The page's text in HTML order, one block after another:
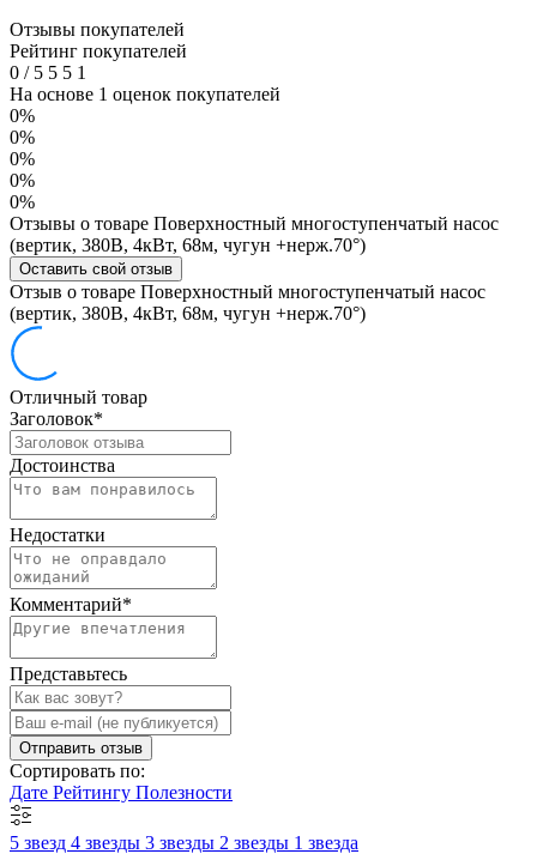
Отзывы покупателей
Рейтинг покупателей
0 /5 5 5 1
На основе 1 оценок покупателей
0%
0%
0%
0%
0%
Отзывы о товаре Поверхностный многоступенчатый насос
(вертик, 380В, 4кВт, 68м, чугун +нерж.70°)
Оставить свой отзыв
Отзыв о товаре Поверхностный многоступенчатый насос
(вертик, 380В, 4кВт, 68м, чугун +нерж.70°)
Отличный товар
Заголовок*
Достоинства
Недостатки
Комментарий*
Представьтесь
Отправить отзыв
Сортировать по:
Дате Рейтингу Полезности
5 звезд 4 звезды 3 звезды 2 звезды 1 звезда